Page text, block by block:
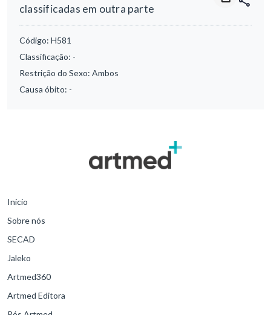
classificadas em outra parte
Código: H581
Classificação: -
Restrição do Sexo: Ambos
Causa óbito: -
Início
Sobre nós
SECAD
Jaleko
Artmed360
Artmed Editora